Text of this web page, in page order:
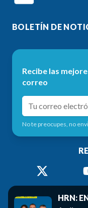
BOLETÍN DE
Recibe las
correo
No te preocupes, no
HRN: